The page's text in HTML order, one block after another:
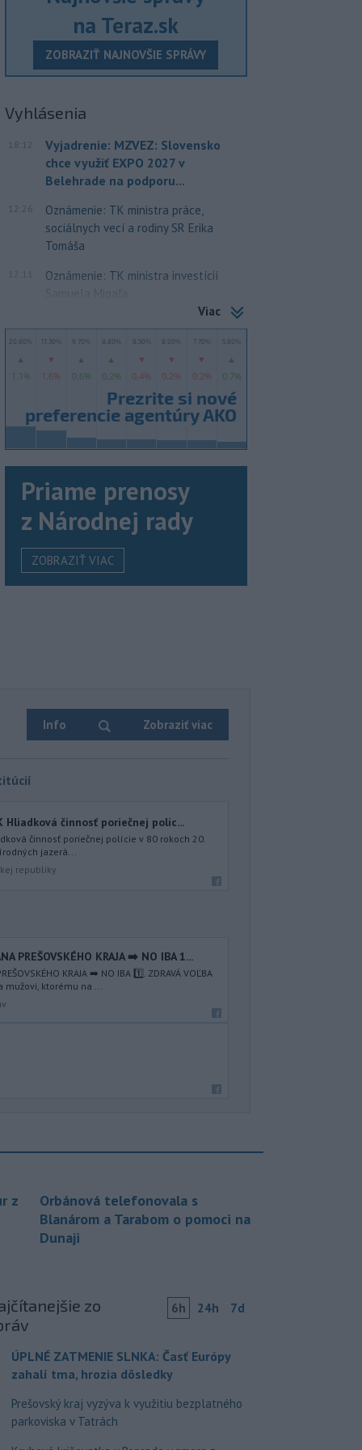
na Teraz.sk
ZOBRAZIŤ NAJNOVŠIE SPRÁVY
Vyhlásenia
18:12
Vyjadrenie: MZVEZ: Slovensko
chce využiť EXPO 2027 v
Belehrade na podporu...
12:26
Oznámenie: TK ministra práce,
sociálnych vecí a rodiny SR Erika
Tomáša
Oznámenie: TK ministra investícií
Samuela Migaľa
Viac
Priame prenosy
z Národnej rady
ZOBRAZIŤ VIAC
Info Zobraziť viac
Hliadková činnosť poriečnej políc...
činnosť poriečnej polície v 80 rokoch 20.
jazerá...
republiky
PREŠOVSKÉHO KRAJA ➡️ NO IBA 1️...
KRAJA ➡️ NO IBA 1️⃣. ZDRAVÁ VOĽBA
mužovi, ktorému na ...
z
Orbánová telefonovala s
Blanárom a Tarabom o pomoci na
Dunaji
zo
6h 24h 7d
ÚPLNÉ ZATMENIE SLNKA: Časť Európy
zahalí tma, hrozia dôsledky
Prešovský kraj vyzýva k využitiu bezplatného
parkoviska v Tatrách